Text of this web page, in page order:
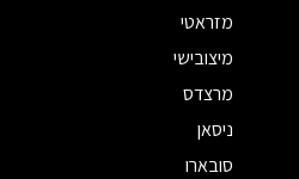
מזראטי
מיצובישי
מרצדס
ניסאן
סובארו